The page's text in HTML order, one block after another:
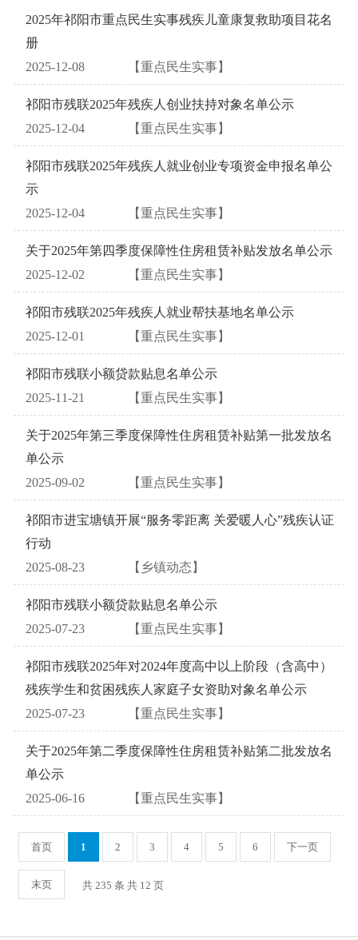
2025年祁阳市重点民生实事残疾儿童康复救助项目花名
册
2025-12-08
【重点民生实事】
祁阳市残联2025年残疾人创业扶持对象名单公示
2025-12-04
【重点民生实事】
祁阳市残联2025年残疾人就业创业专项资金申报名单公
示
2025-12-04
【重点民生实事】
关于2025年第四季度保障性住房租赁补贴发放名单公示
2025-12-02
【重点民生实事】
祁阳市残联2025年残疾人就业帮扶基地名单公示
2025-12-01
【重点民生实事】
祁阳市残联小额贷款贴息名单公示
2025-11-21
【重点民生实事】
关于2025年第三季度保障性住房租赁补贴第一批发放名
单公示
2025-09-02
【重点民生实事】
祁阳市进宝塘镇开展“服务零距离 关爱暖人心”残疾认证
行动
2025-08-23
【乡镇动态】
祁阳市残联小额贷款贴息名单公示
2025-07-23
【重点民生实事】
祁阳市残联2025年对2024年度高中以上阶段（含高中）
残疾学生和贫困残疾人家庭子女资助对象名单公示
2025-07-23
【重点民生实事】
关于2025年第二季度保障性住房租赁补贴第二批发放名
单公示
2025-06-16
【重点民生实事】
首页 1 2 3 4 5 6 下一页
末页 共 235 条 共 12 页